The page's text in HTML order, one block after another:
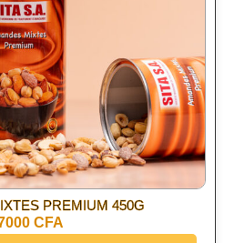
PREMIUM 450G
CFA